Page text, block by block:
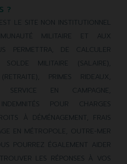
?
LE SITE NON INSTITUTIONNEL
MILITAIRE ET AUX
PERMETTRA, DE CALCULER
SOLDE MILITAIRE (SALAIRE),
PRIMES RIDEAUX,
SERVICE EN CAMPAGNE,
POUR CHARGES
À DÉMÉNAGEMENT, FRAIS
EN MÉTROPOLE, OUTRE-MER
POURREZ ÉGALEMENT AIDER
LES RÉPONSES À VOS